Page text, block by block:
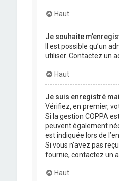
Haut
Je souhaite
Il est possible qu’un
utiliser. Contactez un
Haut
Je suis enregistré
Vérifiez, en premier,
Si la gestion COPPA
peuvent également
est indiquée lors de
Si vous n’avez pas
fournie, contactez un
Haut